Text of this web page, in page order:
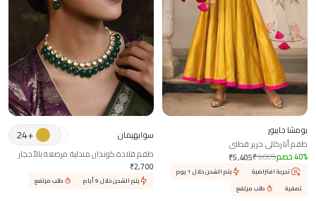
بومشا جايبور
طقم أناركالي حرير قطني
₹5,405₹9,009 40% خصم
تجربة افتراضية
يتم الشحن خلال 1 يوم
تصفية
طلب مرتفع
سوابهيمان +
24
طقم قلادة كوندان متدلية مرصعة بالأحجار
₹2,700
يتم الشحن خلال 9 أيام طلب مرتفع